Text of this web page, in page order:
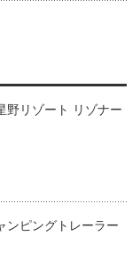
野リゾート リゾナー
ンピングトレーラー